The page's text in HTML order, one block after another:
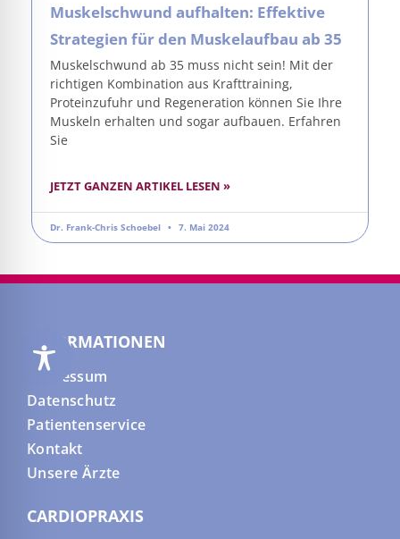
Muskelschwund aufhalten: Effektive
Strategien für den Muskelaufbau ab 35
Muskelschwund ab 35 muss nicht sein! Mit der
richtigen Kombination aus Krafttraining,
Proteinzufuhr und Regeneration können Sie Ihre
Muskeln erhalten und sogar aufbauen. Erfahren
Sie
JETZT GANZEN ARTIKEL LESEN »
Dr. Frank-Chris Schoebel 7. Mai 2024
INFORMATIONEN
Impressum
Datenschutz
Patientenservice
Kontakt
Unsere Ärzte
CARDIOPRAXIS